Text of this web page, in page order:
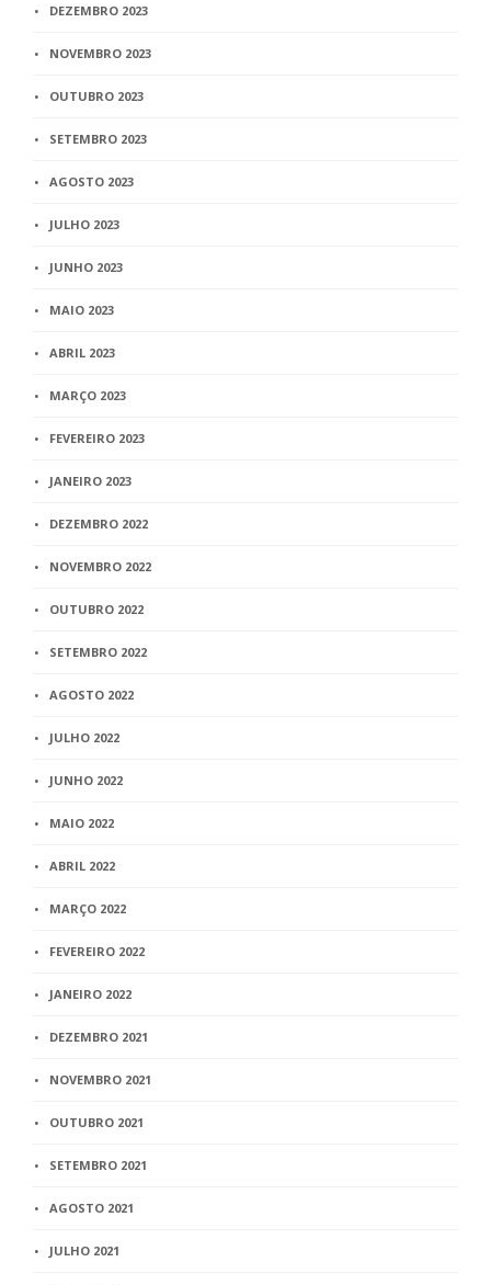
DEZEMBRO 2023
NOVEMBRO 2023
OUTUBRO 2023
SETEMBRO 2023
AGOSTO 2023
JULHO 2023
JUNHO 2023
MAIO 2023
ABRIL 2023
MARÇO 2023
FEVEREIRO 2023
JANEIRO 2023
DEZEMBRO 2022
NOVEMBRO 2022
OUTUBRO 2022
SETEMBRO 2022
AGOSTO 2022
JULHO 2022
JUNHO 2022
MAIO 2022
ABRIL 2022
MARÇO 2022
FEVEREIRO 2022
JANEIRO 2022
DEZEMBRO 2021
NOVEMBRO 2021
OUTUBRO 2021
SETEMBRO 2021
AGOSTO 2021
JULHO 2021